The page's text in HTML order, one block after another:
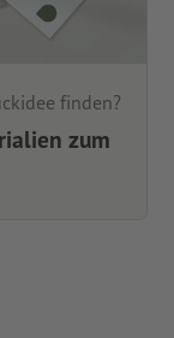
finden?
zum